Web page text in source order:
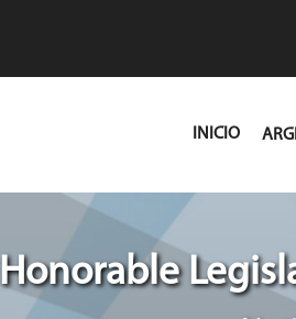
INICIO
Honorable